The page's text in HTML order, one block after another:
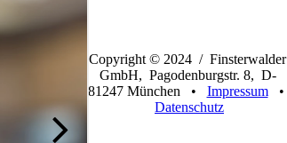
Copyright © 2024 / Finsterwalder
GmbH, Pagodenburgstr. 8, D-
81247 München • Impressum•
Datenschutz